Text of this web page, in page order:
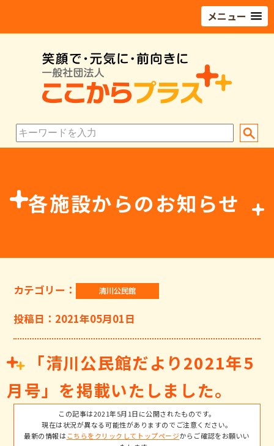
メニュー
各施設からのお知らせ
カテゴリー：
投稿日：2021年05月01日
「清川公民館だより2021年5
月号」を掲載いたしました。
この記事は2021年5月1日に公開されたものです。
現在は状況が異なる可能性がありますのでご注意ください。
最新の情報は こちらをクリックしてトップページからご確認をお願いい